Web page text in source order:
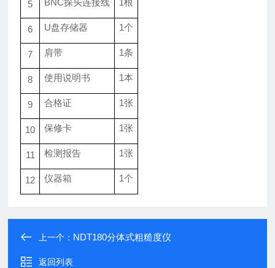
5 BNC探头连接线 1根
6 U盘存储器 1个
7 肩带 1条
8 使用说明书 1本
9 合格证 1张
10 保修卡 1张
11 检测报告 1张
12 仪器箱 1个
上一个： NDT180分体式粗糙度仪
返回列表